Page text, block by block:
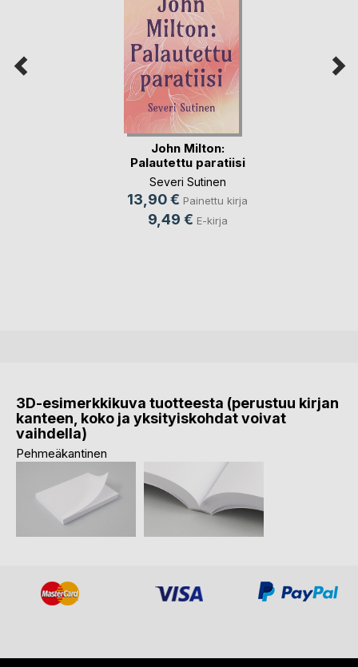
John Milton:
Palautettu paratiisi
Severi Sutinen
13,90 € Painettu kirja
9,49 € E-kirja
3D-esimerkkikuva tuotteesta (perustuu kirjan
kanteen, koko ja yksityiskohdat voivat
vaihdella)
Pehmeäkantinen